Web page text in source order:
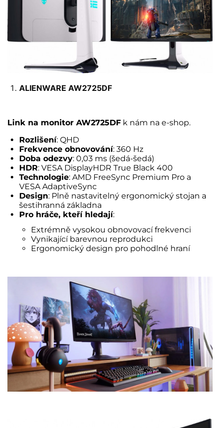
ALIENWARE AW2725DF
Link na monitor AW2725DF k nám na e-shop.
Rozlišení: QHD
Frekvence obnovování: 360 Hz
Doba odezvy: 0,03 ms (šedá-šedá)
HDR: VESA DisplayHDR True Black 400
Technologie: AMD FreeSync Premium Pro a
VESA AdaptiveSync
Design: Plně nastavitelný ergonomický stojan a
šestihranná základna
Pro hráče, kteří hledají:
Extrémně vysokou obnovovací frekvenci
Vynikající barevnou reprodukci
Ergonomický design pro pohodlné hraní